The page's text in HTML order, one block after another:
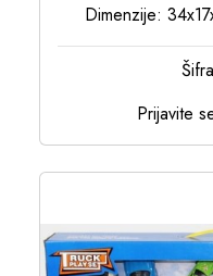
Dimenzije:
Prijavite